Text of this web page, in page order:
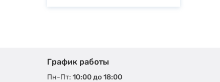
График работы
Пн-Пт: 10:00 до 18:00